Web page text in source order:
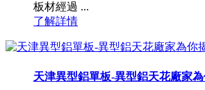
板材經過 ...
了解詳情
天津異型鋁單板-異型鋁天花廠家